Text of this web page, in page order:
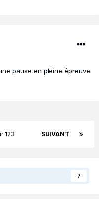
pause en pleine épreuve
SUIVANT
123
7